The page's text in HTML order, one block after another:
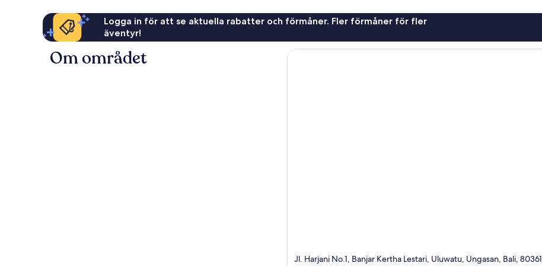
Logga in för att se aktuella rabatter och förmåner. Fler förmåner för fler
äventyr!
Om området
Jl. Harjani No.1, Banjar Kertha Lestari, Uluwatu, Ungasan, Bali, 80361